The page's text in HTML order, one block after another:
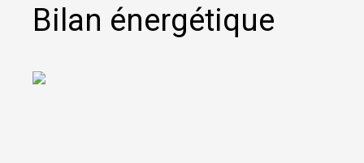
Bilan énergétique